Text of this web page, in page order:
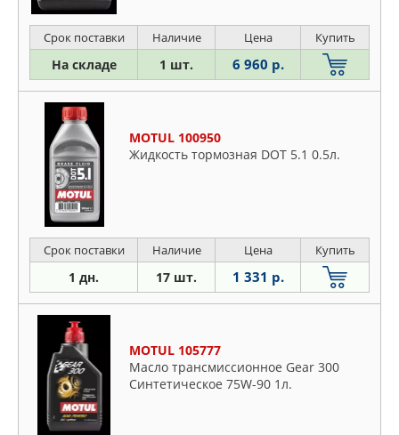
Срок поставки Наличие Цена Купить
На складе 1 шт. 6 960 р.
MOTUL 100950
Жидкость тормозная DOT 5.1 0.5л.
Срок поставки Наличие Цена Купить
1 дн. 17 шт. 1 331 р.
MOTUL 105777
Масло трансмиссионное Gear 300
Синтетическое 75W-90 1л.